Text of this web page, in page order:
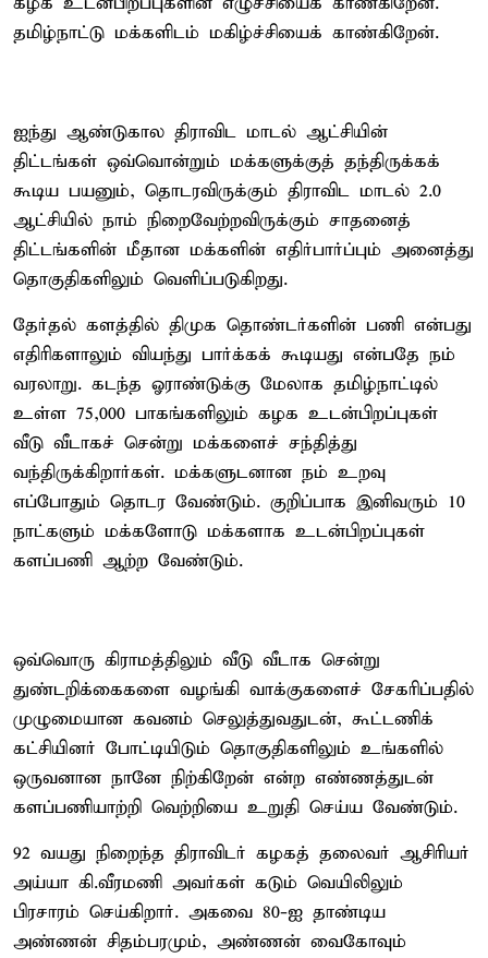
தமிழ்நாட்டு மக்களிடம் மகிழ்ச்சியைக் காண்கிறேன்.
ஐந்து ஆண்டுகால திராவிட மாடல் ஆட்சியின்
திட்டங்கள் ஒவ்வொன்றும் மக்களுக்குத் தந்திருக்கக்
கூடிய பயனும், தொடரவிருக்கும் திராவிட மாடல் 2.0
ஆட்சியில் நாம் நிறைவேற்றவிருக்கும் சாதனைத்
திட்டங்களின் மீதான மக்களின் எதிர்பார்ப்பும் அனைத்து
தொகுதிகளிலும் வெளிப்படுகிறது.
தேர்தல் களத்தில் திமுக தொண்டர்களின் பணி என்பது
எதிரிகளாலும் வியந்து பார்க்கக் கூடியது என்பதே நம்
வரலாறு. கடந்த ஓராண்டுக்கு மேலாக தமிழ்நாட்டில்
உள்ள 75,000 பாகங்களிலும் கழக உடன்பிறப்புகள்
வீடு வீடாகச் சென்று மக்களைச் சந்தித்து
வந்திருக்கிறார்கள். மக்களுடனான நம் உறவு
எப்போதும் தொடர வேண்டும். குறிப்பாக இனிவரும் 10
நாட்களும் மக்களோடு மக்களாக உடன்பிறப்புகள்
களப்பணி ஆற்ற வேண்டும்.
ஒவ்வொரு கிராமத்திலும் வீடு வீடாக சென்று
துண்டறிக்கைகளை வழங்கி வாக்குகளைச் சேகரிப்பதில்
முழுமையான கவனம் செலுத்துவதுடன், கூட்டணிக்
கட்சியினர் போட்டியிடும் தொகுதிகளிலும் உங்களில்
ஒருவனான நானே நிற்கிறேன் என்ற எண்ணத்துடன்
களப்பணியாற்றி வெற்றியை உறுதி செய்ய வேண்டும்.
92 வயது நிறைந்த திராவிடர் கழகத் தலைவர் ஆசிரியர்
அய்யா கி.வீரமணி அவர்கள் கடும் வெயிலிலும்
பிரசாரம் செய்கிறார். அகவை 80-ஐ தாண்டிய
அண்ணன் சிதம்பரமும், அண்ணன் வைகோவும்